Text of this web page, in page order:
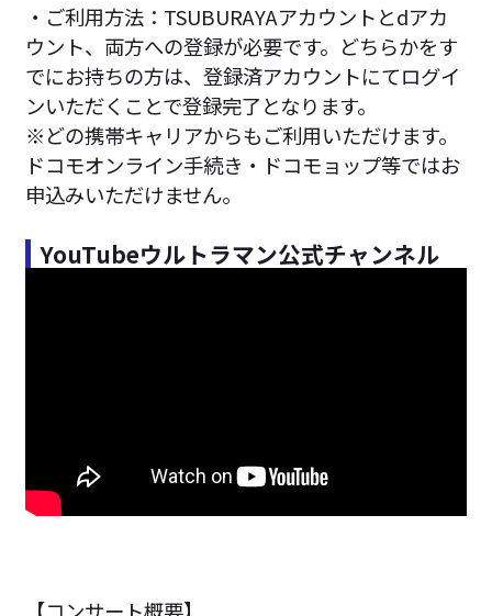
・ご利用方法：TSUBURAYAアカウントとdアカ
ウント、両方への登録が必要です。どちらかをす
でにお持ちの方は、登録済アカウントにてログイ
ンいただくことで登録完了となります。
※どの携帯キャリアからもご利用いただけます。
ドコモオンライン手続き・ドコモョップ等ではお
申込みいただけません。
YouTubeウルトラマン公式チャンネル
【コンサート概要】